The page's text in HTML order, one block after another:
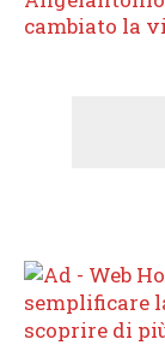
cambiato la